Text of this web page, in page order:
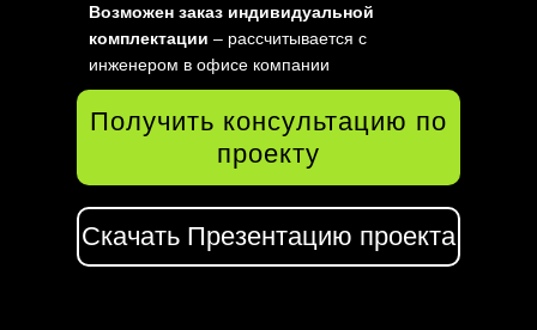
Возможен заказ индивидуальной
комплектации – рассчитывается с
инженером в офисе компании
Получить консультацию по
проекту
Скачать Презентацию проекта